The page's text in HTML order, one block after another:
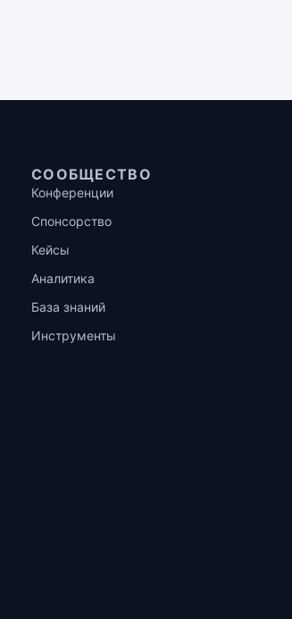
СООБЩЕСТВО
Конференции
Спонсорство
Кейсы
Аналитика
База знаний
Инструменты